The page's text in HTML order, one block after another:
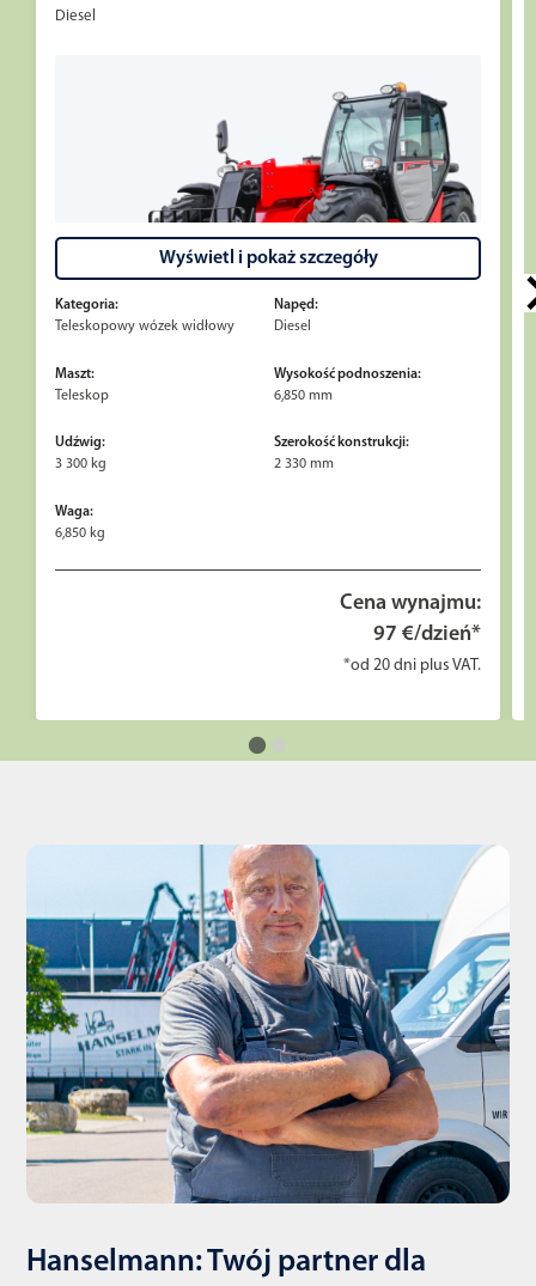
Diesel
Wyświetl i pokaż szczegóły
Kategoria:
Teleskopowy wózek widłowy
Napęd:
Diesel
Maszt:
Teleskop
Wysokość podnoszenia:
6,850 mm
Udźwig:
3 300 kg
Szerokość konstrukcji:
2 330 mm
Waga:
6,850 kg
Cena wynajmu:
97 €/dzień*
*od 20 dni plus VAT.
Hanselmann: Twój partner dla